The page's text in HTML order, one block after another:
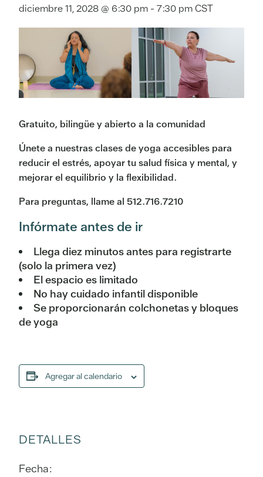
diciembre 11, 2028 @ 6:30 pm - 7:30 pmCST
Gratuito, bilingüe y abierto a la comunidad
Únete a nuestras clases de yoga accesibles para
reducir el estrés, apoyar tu salud física y mental, y
mejorar el equilibrio y la flexibilidad.
Para preguntas, llame al 512.716.7210
Infórmate antes de ir
Llega diez minutos antes para registrarte
(solo la primera vez)
El espacio es limitado
No hay cuidado infantil disponible
Se proporcionarán colchonetas y bloques
de yoga
Agregar al calendario
DETALLES
Fecha: